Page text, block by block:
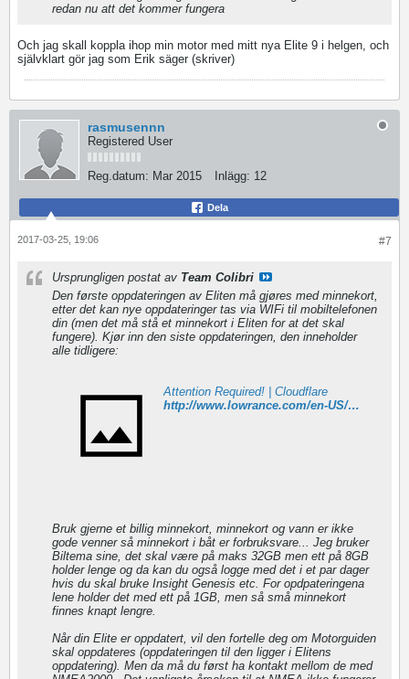
redan nu att det kommer fungera
Och jag skall koppla ihop min motor med mitt nya Elite 9 i helgen, och
självklart gör jag som Erik säger (skriver)
rasmusennn
Registered User
Reg.datum: Mar 2015 Inlägg: 12
Dela
#7
2017-03-25, 19:06
Ursprungligen postat av Team Colibri
Den første oppdateringen av Eliten må gjøres med minnekort,
etter det kan nye oppdateringer tas via WIFi til mobiltelefonen
din (men det må stå et minnekort i Eliten for at det skal
fungere). Kjør inn den siste oppdateringen, den inneholder
alle tidligere:
Attention Required! | Cloudflare
http://www.lowrance.com/en-US/Software-Updates/Elite-Ti-Software-Upgrade-v-25/
Bruk gjerne et billig minnekort, minnekort og vann er ikke
gode venner så minnekort i båt er forbruksvare... Jeg bruker
Biltema sine, det skal være på maks 32GB men ett på 8GB
holder lenge og da kan du også logge med det i et par dager
hvis du skal bruke Insight Genesis etc. For opdpateringena
lene holder det med ett på 1GB, men så små minnekort
finnes knapt lengre.
Når din Elite er oppdatert, vil den fortelle deg om Motorguiden
skal oppdateres (oppdateringen til den ligger i Elitens
oppdatering). Men da må du først ha kontakt mellom de med